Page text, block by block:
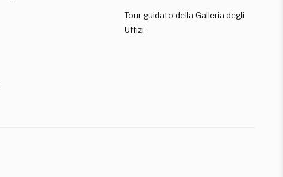
Tour guidato della Galleria degli
Uffizi